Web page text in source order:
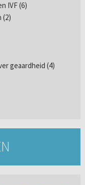
IVF (6)
(2)
geaardheid (4)